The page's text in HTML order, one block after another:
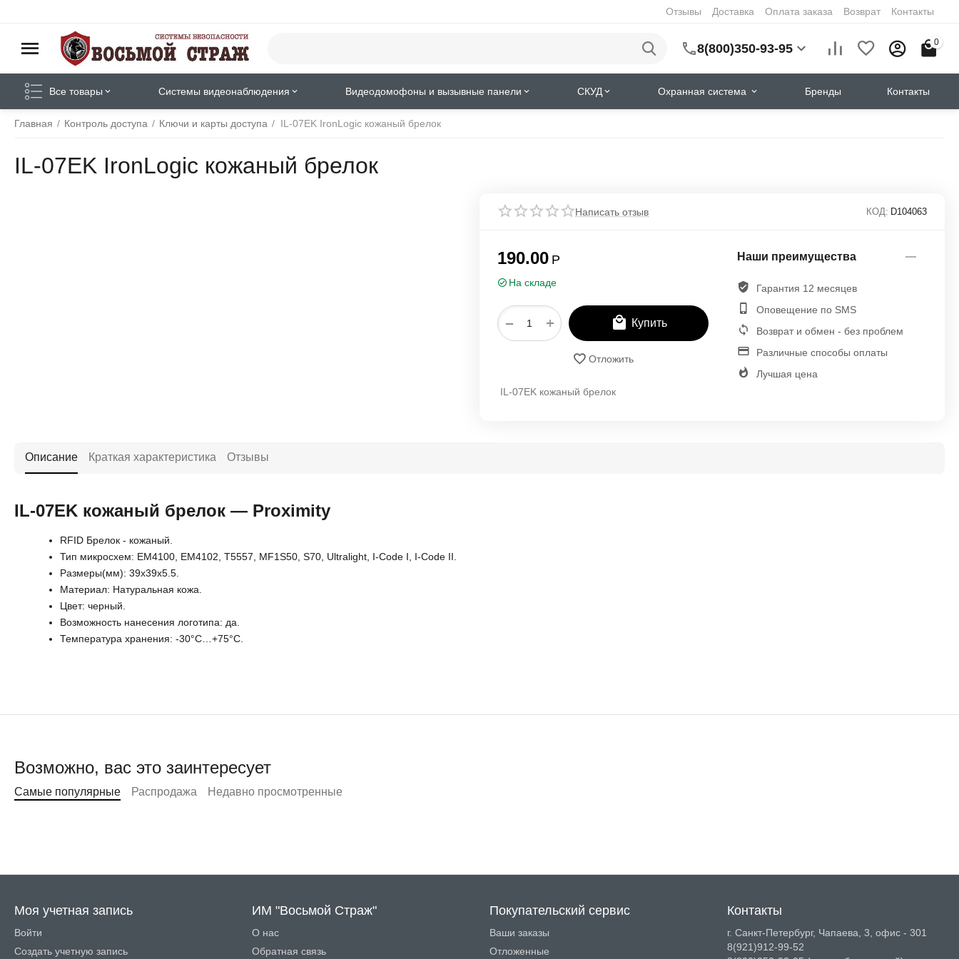
Отзывы Доставка Оплата заказа Возврат Контакты
8(800)350-93-95 0
Все товары Системы видеонаблюдения Видеодомофоны и вызывные панели СКУД Охранная система Бренды Контакты
Главная / Контроль доступа / Ключи и карты доступа / IL-07EK IronLogic кожаный брелок
IL-07EK IronLogic кожаный брелок
Написать отзыв КОД: D104063
190.00 Р
На складе
+
− Купить
Отложить
IL-07EK кожаный брелок
Наши преимущества
Гарантия 12 месяцев
Оповещение по SMS
Возврат и обмен - без проблем
Различные способы оплаты
Лучшая цена
Описание Краткая характеристика Отзывы
IL-07EK кожаный брелок — Proximity
RFID Брелок - кожаный.
Тип микросхем: EM4100, EM4102, T5557, MF1S50, S70, Ultralight, I-Code I, I-Code II.
Размеры(мм): 39x39x5.5.
Материал: Натуральная кожа.
Цвет: черный.
Возможность нанесения логотипа: да.
Температура хранения: -30°С…+75°С.
Возможно, вас это заинтересует
Самые популярные Распродажа Недавно просмотренные
Моя учетная запись
Войти
Создать учетную запись
ИМ "Восьмой Страж"
О нас
Обратная связь
Покупательский сервис
Ваши заказы
Отложенные
Контакты
г. Санкт-Петербург, Чапаева, 3, офис - 301
8(921)912-99-52